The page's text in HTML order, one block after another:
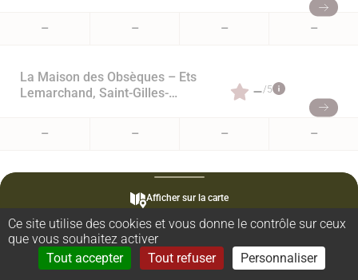
Rechercher Menu
Afficher sur la carte
– – – –
La Maison des Obsèques – Ets
Lemarchand, Saint-Gilles-
–/5
– – – –
Maison Funéraire Heraud,
Saint-Gilles-Croix-de-Vie
– –
Ce site utilise des cookies et vous donne le contrôle sur ceux
que vous souhaitez activer
Tout accepter
Tout refuser Personnaliser